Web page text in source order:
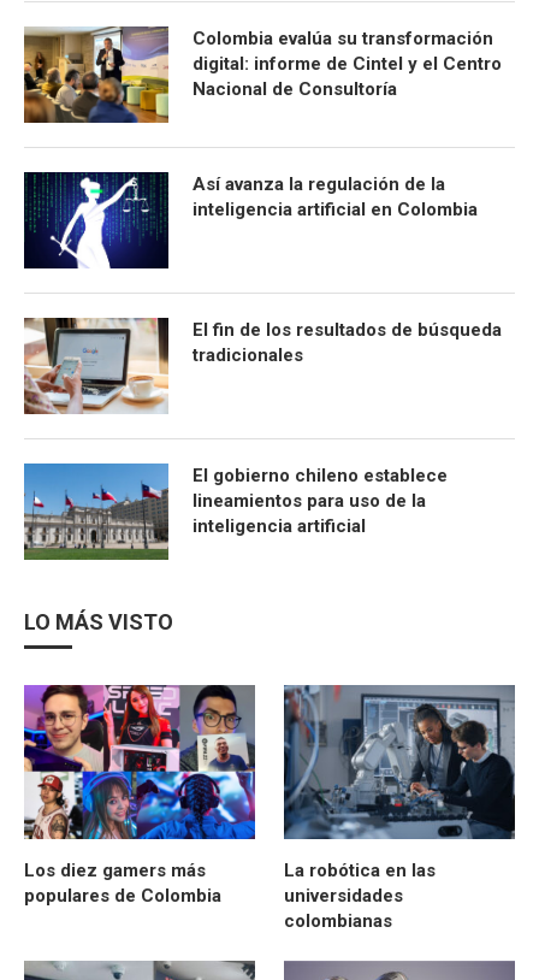
Colombia evalúa su transformación
digital: informe de Cintel y el Centro
Nacional de Consultoría
Así avanza la regulación de la
inteligencia artificial en Colombia
El fin de los resultados de búsqueda
tradicionales
El gobierno chileno establece
lineamientos para uso de la
inteligencia artificial
LO MÁS VISTO
Los diez gamers más
populares de Colombia
La robótica en las
universidades
colombianas